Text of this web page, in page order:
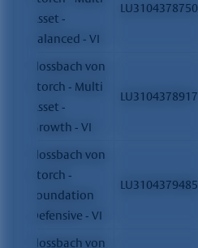
Asset -
Balanced - VI
LU3104378750
Flossbach von
Storch - Multi
Asset -
Growth - VI
LU3104378917
Flossbach von
Storch -
Foundation
Defensive - VI
LU3104379485
Flossbach von